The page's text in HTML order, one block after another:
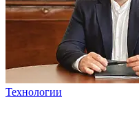
Технологии